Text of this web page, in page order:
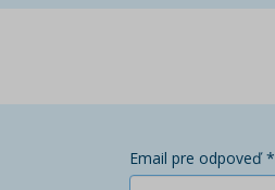
Email pre odpoveď *